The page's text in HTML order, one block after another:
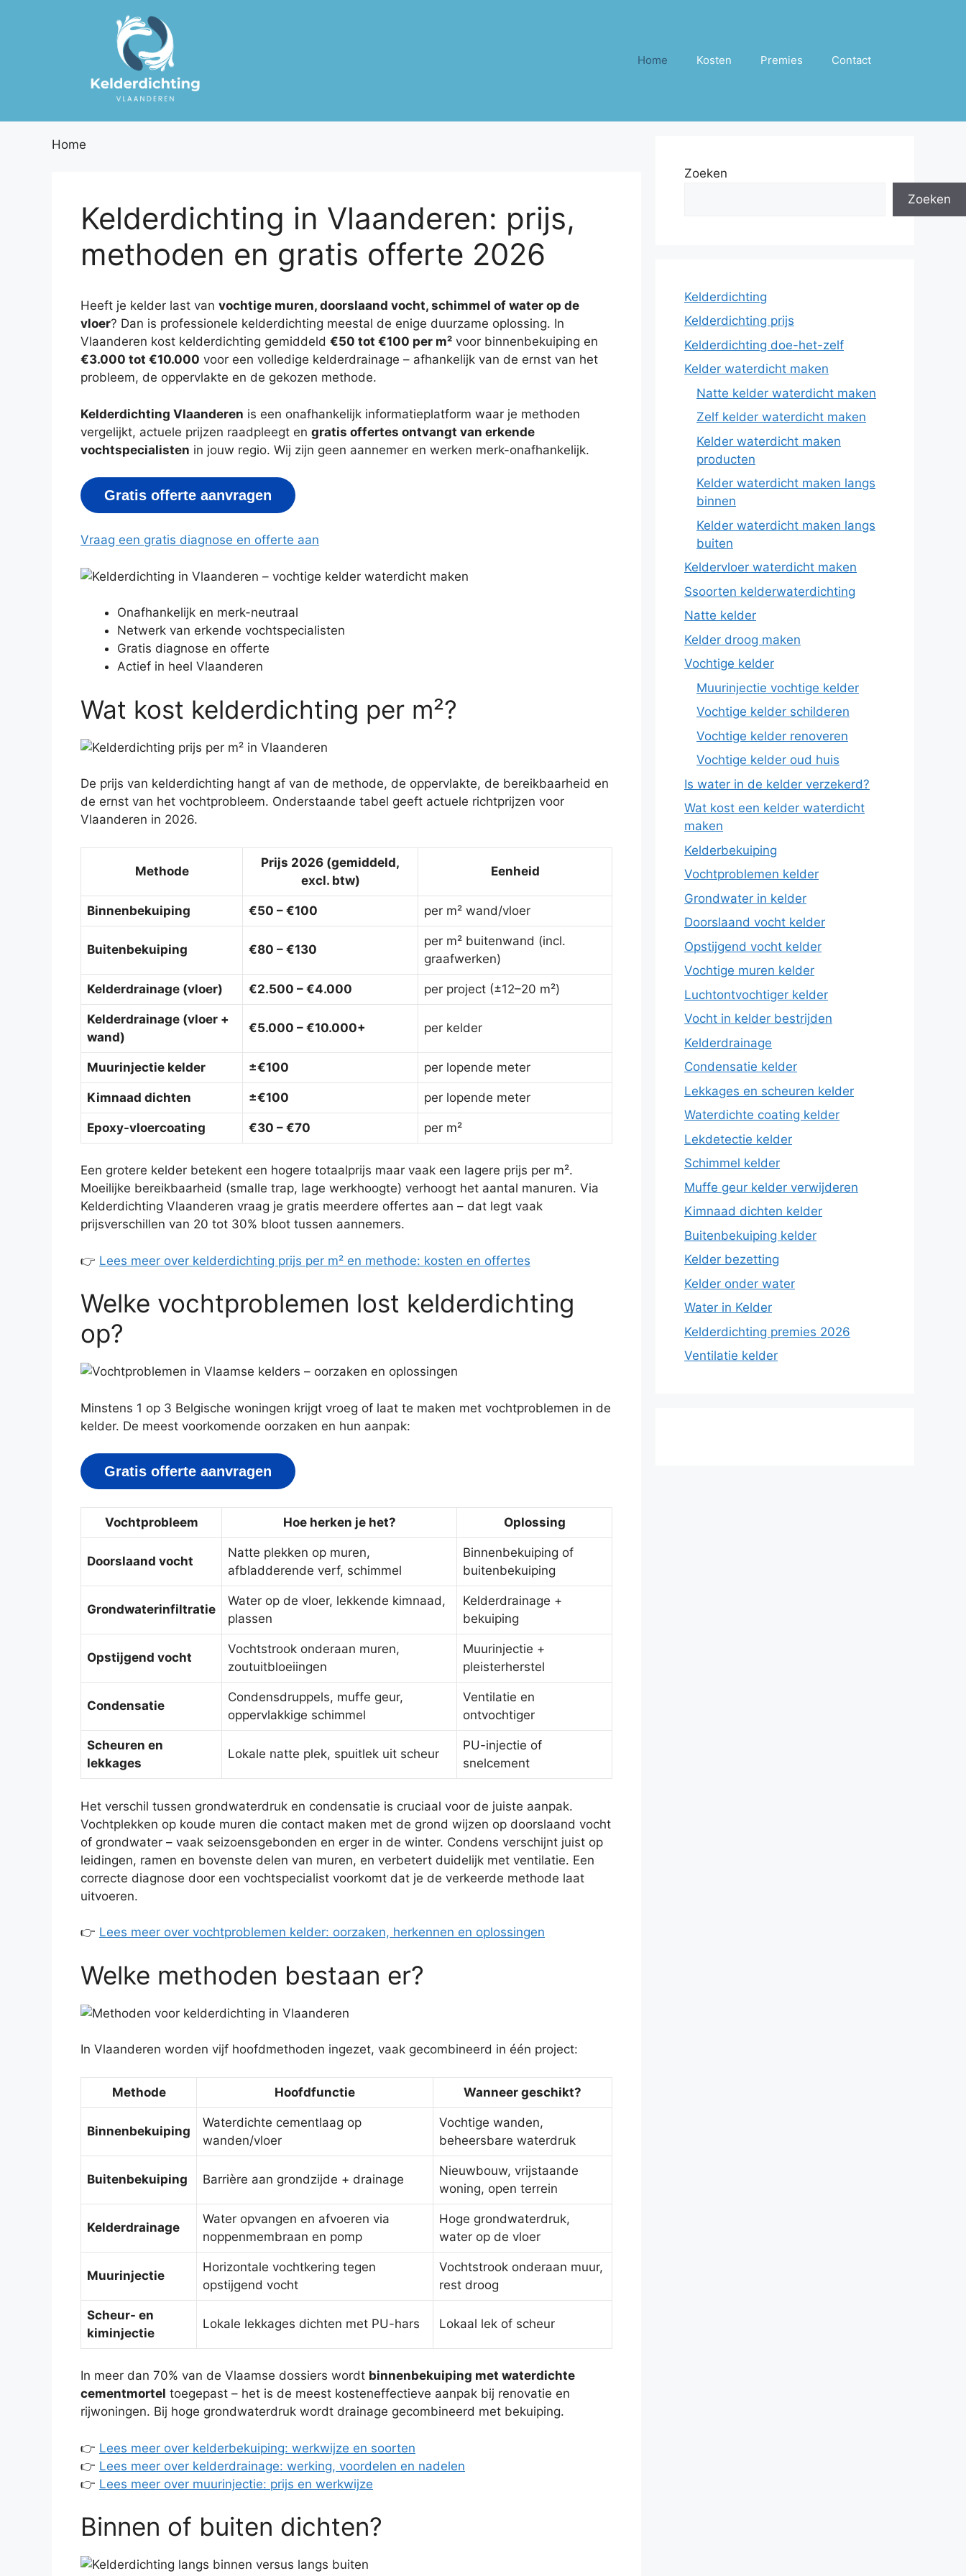
Home Kosten Premies Contact
Home
Kelderdichting in Vlaanderen: prijs,
methoden en gratis offerte 2026
Heeft je kelder last van vochtige muren, doorslaand vocht, schimmel of water op de
vloer? Dan is professionele kelderdichting meestal de enige duurzame oplossing. In
Vlaanderen kost kelderdichting gemiddeld €50 tot €100 per m² voor binnenbekuiping en
€3.000 tot €10.000 voor een volledige kelderdrainage – afhankelijk van de ernst van het
probleem, de oppervlakte en de gekozen methode.
Kelderdichting Vlaanderen is een onafhankelijk informatieplatform waar je methoden
vergelijkt, actuele prijzen raadpleegt en gratis offertes ontvangt van erkende
vochtspecialisten in jouw regio. Wij zijn geen aannemer en werken merk-onafhankelijk.
Gratis offerte aanvragen
Vraag een gratis diagnose en offerte aan
Onafhankelijk en merk-neutraal
Netwerk van erkende vochtspecialisten
Gratis diagnose en offerte
Actief in heel Vlaanderen
Wat kost kelderdichting per m²?
De prijs van kelderdichting hangt af van de methode, de oppervlakte, de bereikbaarheid en
de ernst van het vochtprobleem. Onderstaande tabel geeft actuele richtprijzen voor
Vlaanderen in 2026.
Methode
Prijs 2026 (gemiddeld,
excl. btw)
Eenheid
Binnenbekuiping €50 – €100 per m² wand/vloer
Buitenbekuiping €80 – €130
per m² buitenwand (incl.
graafwerken)
Kelderdrainage (vloer) €2.500 – €4.000 per project (±12–20 m²)
Kelderdrainage (vloer +
wand)
€5.000 – €10.000+ per kelder
Muurinjectie kelder ±€100 per lopende meter
Kimnaad dichten ±€100 per lopende meter
Epoxy-vloercoating €30 – €70 per m²
Een grotere kelder betekent een hogere totaalprijs maar vaak een lagere prijs per m².
Moeilijke bereikbaarheid (smalle trap, lage werkhoogte) verhoogt het aantal manuren. Via
Kelderdichting Vlaanderen vraag je gratis meerdere offertes aan – dat legt vaak
prijsverschillen van 20 tot 30% bloot tussen aannemers.
👉 Lees meer over kelderdichting prijs per m² en methode: kosten en offertes
Welke vochtproblemen lost kelderdichting
op?
Minstens 1 op 3 Belgische woningen krijgt vroeg of laat te maken met vochtproblemen in de
kelder. De meest voorkomende oorzaken en hun aanpak:
Gratis offerte aanvragen
Vochtprobleem Hoe herken je het? Oplossing
Doorslaand vocht
Natte plekken op muren,
afbladderende verf, schimmel
Binnenbekuiping of
buitenbekuiping
Grondwaterinfiltratie
Water op de vloer, lekkende kimnaad,
plassen
Kelderdrainage +
bekuiping
Opstijgend vocht
Vochtstrook onderaan muren,
zoutuitbloeiingen
Muurinjectie +
pleisterherstel
Condensatie
Condensdruppels, muffe geur,
oppervlakkige schimmel
Ventilatie en
ontvochtiger
Scheuren en
lekkages
Lokale natte plek, spuitlek uit scheur
PU-injectie of
snelcement
Het verschil tussen grondwaterdruk en condensatie is cruciaal voor de juiste aanpak.
Vochtplekken op koude muren die contact maken met de grond wijzen op doorslaand vocht
of grondwater – vaak seizoensgebonden en erger in de winter. Condens verschijnt juist op
leidingen, ramen en bovenste delen van muren, en verbetert duidelijk met ventilatie. Een
correcte diagnose door een vochtspecialist voorkomt dat je de verkeerde methode laat
uitvoeren.
👉 Lees meer over vochtproblemen kelder: oorzaken, herkennen en oplossingen
Welke methoden bestaan er?
In Vlaanderen worden vijf hoofdmethoden ingezet, vaak gecombineerd in één project:
Methode Hoofdfunctie Wanneer geschikt?
Binnenbekuiping
Waterdichte cementlaag op
wanden/vloer
Vochtige wanden,
beheersbare waterdruk
Buitenbekuiping Barrière aan grondzijde + drainage
Nieuwbouw, vrijstaande
woning, open terrein
Kelderdrainage
Water opvangen en afvoeren via
noppenmembraan en pomp
Hoge grondwaterdruk,
water op de vloer
Muurinjectie
Horizontale vochtkering tegen
opstijgend vocht
Vochtstrook onderaan muur,
rest droog
Scheur- en
kiminjectie
Lokale lekkages dichten met PU-hars Lokaal lek of scheur
In meer dan 70% van de Vlaamse dossiers wordt binnenbekuiping met waterdichte
cementmortel toegepast – het is de meest kosteneffectieve aanpak bij renovatie en
rijwoningen. Bij hoge grondwaterdruk wordt drainage gecombineerd met bekuiping.
👉 Lees meer over kelderbekuiping: werkwijze en soorten
👉 Lees meer over kelderdrainage: werking, voordelen en nadelen
👉 Lees meer over muurinjectie: prijs en werkwijze
Binnen of buiten dichten?
Zoeken
Zoeken
Kelderdichting
Kelderdichting prijs
Kelderdichting doe-het-zelf
Kelder waterdicht maken
Natte kelder waterdicht maken
Zelf kelder waterdicht maken
Kelder waterdicht maken
producten
Kelder waterdicht maken langs
binnen
Kelder waterdicht maken langs
buiten
Keldervloer waterdicht maken
Ssoorten kelderwaterdichting
Natte kelder
Kelder droog maken
Vochtige kelder
Muurinjectie vochtige kelder
Vochtige kelder schilderen
Vochtige kelder renoveren
Vochtige kelder oud huis
Is water in de kelder verzekerd?
Wat kost een kelder waterdicht
maken
Kelderbekuiping
Vochtproblemen kelder
Grondwater in kelder
Doorslaand vocht kelder
Opstijgend vocht kelder
Vochtige muren kelder
Luchtontvochtiger kelder
Vocht in kelder bestrijden
Kelderdrainage
Condensatie kelder
Lekkages en scheuren kelder
Waterdichte coating kelder
Lekdetectie kelder
Schimmel kelder
Muffe geur kelder verwijderen
Kimnaad dichten kelder
Buitenbekuiping kelder
Kelder bezetting
Kelder onder water
Water in Kelder
Kelderdichting premies 2026
Ventilatie kelder